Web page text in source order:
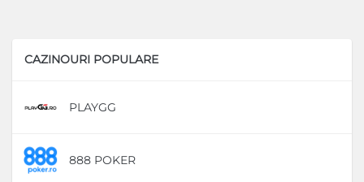
CAZINOURI POPULARE
PLAYGG
888 POKER